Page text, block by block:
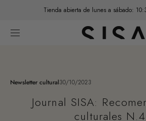
Tienda abierta de lunes a sábado:
Newsletter cultural30/10/2023
Journal SISA:
culturales